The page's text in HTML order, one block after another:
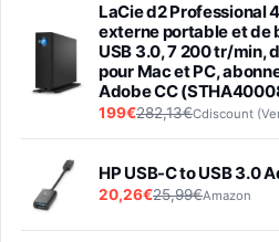
LaCie d2 Professional
externe portable et de
USB 3.0, 7 200 tr/min,
pour Mac et PC,
Adobe CC
199€282,13€Cdiscount
HP USB-C to USB 3.0
20,26€25,99€Amazon